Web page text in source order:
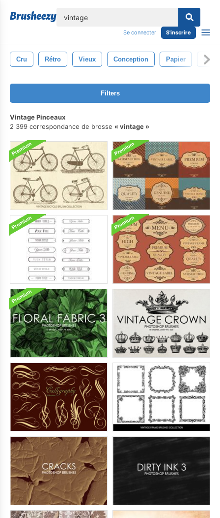
Se connecter S'inscrire
Cru Rétro Vieux Conception Papier
Filters
Vintage Pinceaux
2 399 correspondance de brosse
vintage